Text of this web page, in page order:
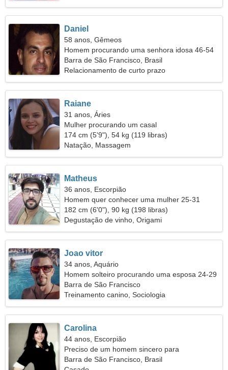
Daniel
58 anos, Gêmeos
Homem procurando uma senhora idosa 46-54
Barra de São Francisco, Brasil
Relacionamento de curto prazo
Raiane
31 anos, Áries
Mulher procurando um casal
174 cm (5'9"), 54 kg (119 libras)
Natação, Massagem
Matheus
36 anos, Escorpião
Homem quer conhecer uma mulher 25-31
182 cm (6'0"), 90 kg (198 libras)
Degustação de vinho, Origami
Joao vitor
34 anos, Aquário
Homem solteiro procurando uma esposa 24-29
Barra de São Francisco
Treinamento canino, Sociologia
Carolina
44 anos, Escorpião
Preciso de um homem sincero para
acamparmos juntos
Barra de São Francisco, Brasil